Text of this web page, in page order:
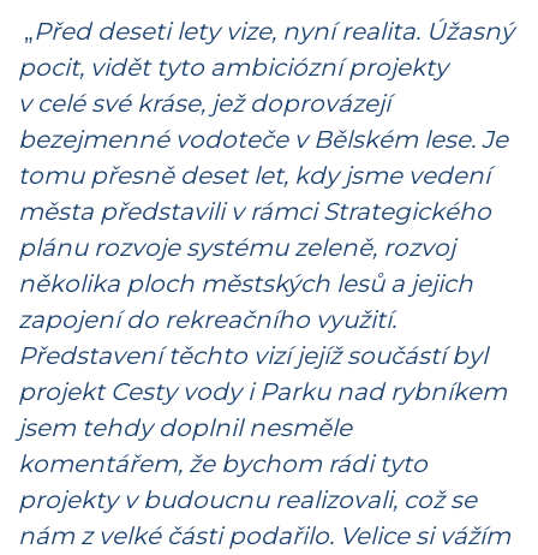
„Před deseti lety vize, nyní realita. Úžasný
pocit, vidět tyto ambiciózní projekty
v celé své kráse, jež doprovázejí
bezejmenné vodoteče v Bělském lese. Je
tomu přesně deset let, kdy jsme vedení
města představili v rámci Strategického
plánu rozvoje systému zeleně, rozvoj
několika ploch městských lesů a jejich
zapojení do rekreačního využití.
Představení těchto vizí jejíž součástí byl
projekt Cesty vody i Parku nad rybníkem
jsem tehdy doplnil nesměle
komentářem, že bychom rádi tyto
projekty v budoucnu realizovali, což se
nám z velké části podařilo. Velice si vážím